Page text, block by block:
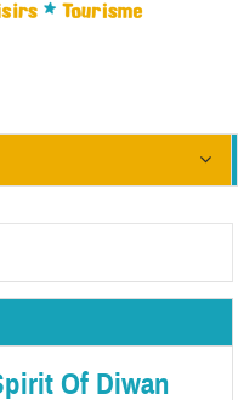
Of Diwan